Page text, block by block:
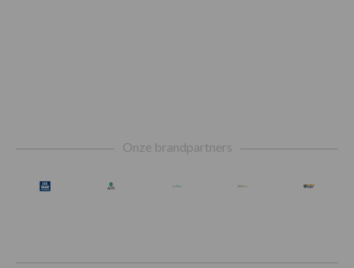
Onze brandpartners